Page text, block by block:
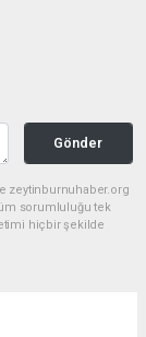
Gönder
zeytinburnuhaber.org
sorumluluğu tek
hiçbir şekilde